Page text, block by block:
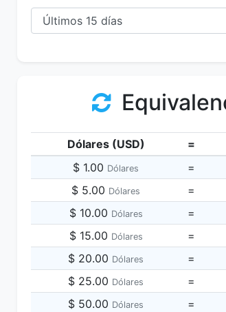
Dólares (USD) =
$ 1.00 Dólares =
$ 5.00 Dólares =
$ 10.00 Dólares =
$ 15.00 Dólares =
$ 20.00 Dólares =
$ 25.00 Dólares =
$ 50.00 Dólares =